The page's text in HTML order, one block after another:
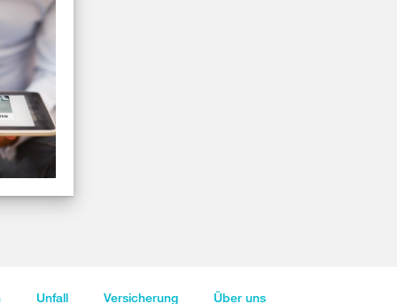
Unfall Versicherung Über uns